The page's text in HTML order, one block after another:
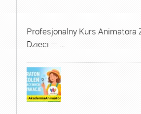
Profesjonalny Kurs Animatora
Dzieci — …